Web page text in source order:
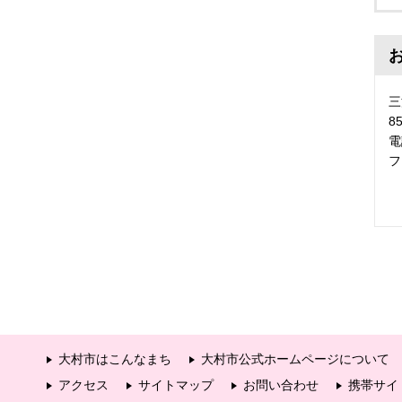
大村市はこんなまち
大村市公式ホームページについて
アクセス
サイトマップ お問い合わせ 携帯サイ